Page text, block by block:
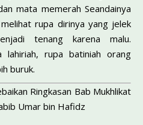
mata memerah Seandainya
rupa dirinya yang jelek
tenang karena malu.
lahiriah, rupa batiniah orang
buruk.
Ringkasan Bab Mukhlikat
Umar bin Hafidz